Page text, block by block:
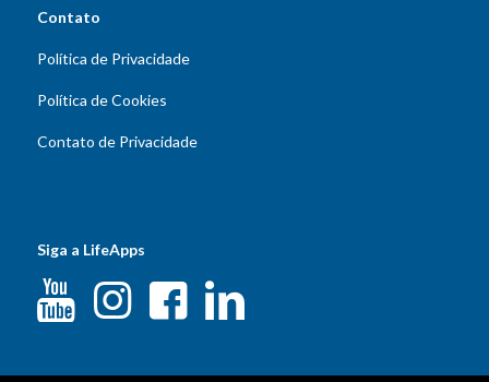
Contato
Política de Privacidade
Política de Cookies
Contato de Privacidade
Siga a LifeApps